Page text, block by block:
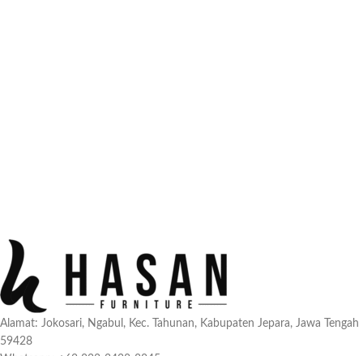
Alamat: Jokosari, Ngabul, Kec. Tahunan, Kabupaten Jepara, Jawa Tengah
59428